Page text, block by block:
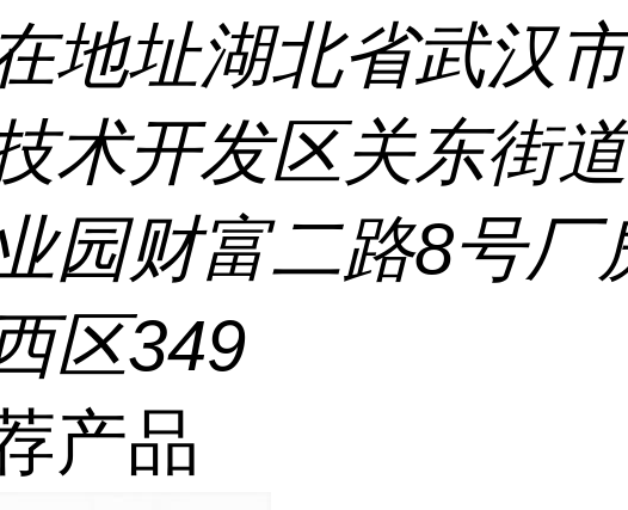
地址湖北省武汉
术开发区关东街
园财富二路8号厂
区349
产品